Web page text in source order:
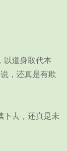
以道身取代本
，还真是有欺
下去，还真是未